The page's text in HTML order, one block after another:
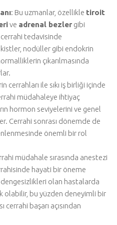
: Bu uzmanlar, özellikle tiroit
ve adrenal bezler gibi
tedavisinde
kistler, nodüller gibi endokrin
çıkarılmasında
cerrahları ile sıkı iş birliği içinde
müdahaleye ihtiyaç
hormon seviyelerini ve genel
Cerrahi sonrası dönemde de
önemli bir rol
müdahale sırasında anestezi
hayati bir öneme
olan hastalarda
olabilir, bu yüzden deneyimli bir
başarı açısından